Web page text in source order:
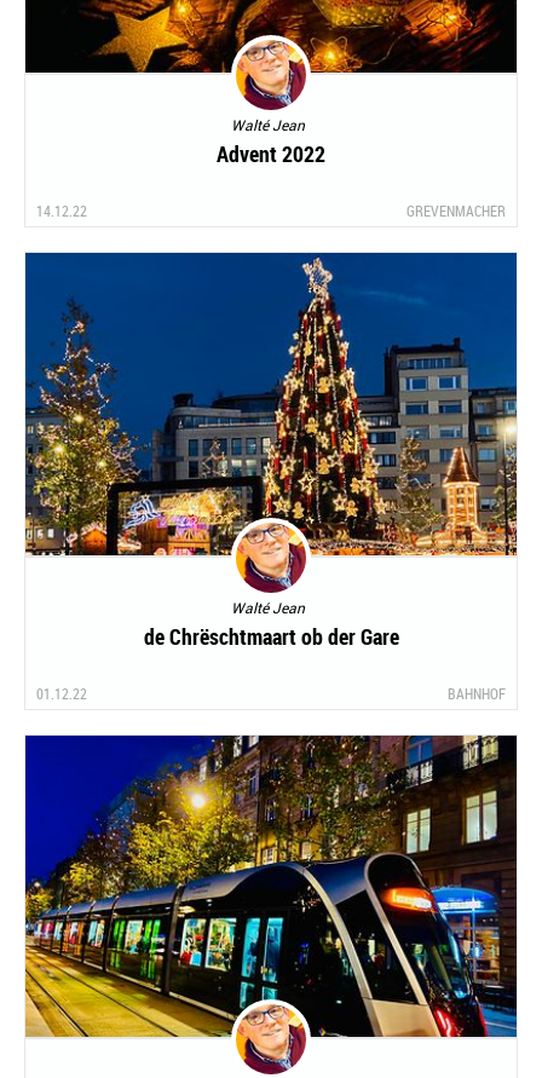
Walté Jean
Advent 2022
14.12.22 GREVENMACHER
Walté Jean
de Chrëschtmaart ob der Gare
01.12.22 BAHNHOF